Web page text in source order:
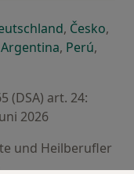
Registerkarte
neuen
in einer neuen
öffnet in
, Česko,
Registerkarte
einer neuen
in einer neuen
Argentinaöffnet in
, Perúöffnet
,
(DSA) art. 24:
2026
und Heilberufler